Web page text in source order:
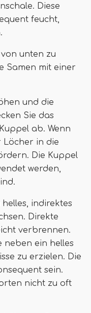
Diese
feucht,
unten zu
Samen mit einer
und die
Sie das
ab. Wenn
Löcher in die
Die Kuppel
werden,
indirektes
Direkte
verbrennen.
neben ein helles
zu erzielen. Die
sein.
nicht zu oft